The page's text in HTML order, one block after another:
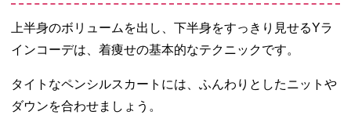
上半身のボリュームを出し、下半身をすっきり見せるYラ
インコーデは、着痩せの基本的なテクニックです。
タイトなペンシルスカートには、ふんわりとしたニットや
ダウンを合わせましょう。